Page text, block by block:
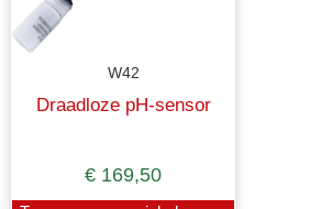
W42
Draadloze pH-sensor
€ 169,50